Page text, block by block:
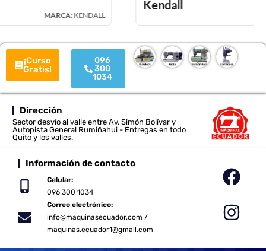
¡Curso
Gratis!
096
300
1034
Dirección
Sector desvío al valle entre Av. Simón Bolívar y
Autopista General Rumiñahui - Entregas en todo
Quito y los valles.
Información de contacto
Celular:
096 300 1034
Correo electrónico:
info@maquinasecuador.com /
maquinas.ecuador1@gmail.com